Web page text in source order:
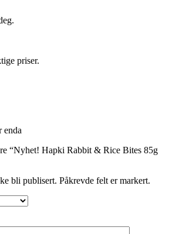
priser.
enda
“Nyhet! Hapki Rabbit & Rice Bites 85g
bli publisert. Påkrevde felt er markert.